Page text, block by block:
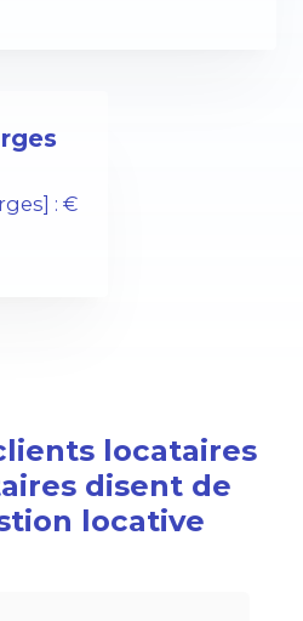
: €
locataires
disent de
locative